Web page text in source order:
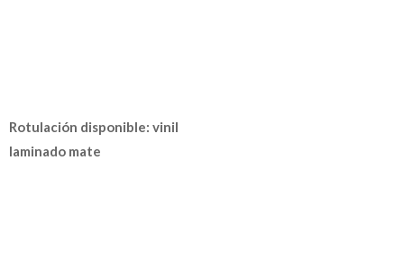
Rotulación disponible: vinil
laminado mate